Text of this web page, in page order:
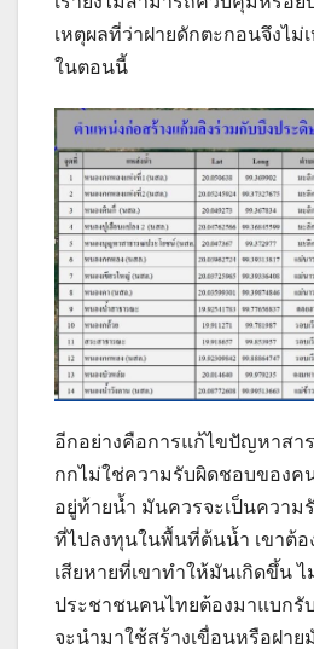
เหตุผลที่ว่าฝายดักตะกอนจึงไม่
ในตอนนี้
อีกอย่างคือการแก้ไขปัญหาสา
กกไม่ใช่ความรับผิดชอบของค
อยู่ท้ายน้ำ มันควรจะเป็นควา
ที่ไปลงทุนในพื้นที่ต้นน้ำ เขาต้
เสียหายที่เขาทำให้มันเกิดขึ้น
ประชาชนคนไทยต้องมาแบกรั
จะนำมาใช้สร้างเขื่อนหรือฝาย